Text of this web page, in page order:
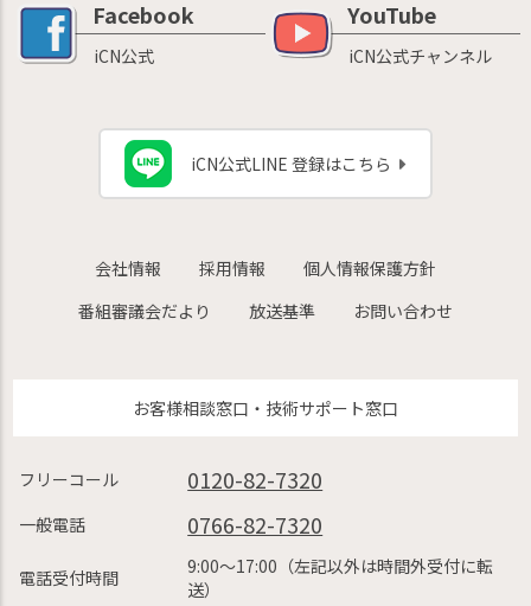
Facebook
iCN公式
YouTube
iCN公式チャンネル
iCN公式LINE 登録はこちら
会社情報 採用情報
個人情報保護方針
番組審議会だより
放送基準 お問い合わせ
お客様相談窓口・技術サポート窓口
フリーコール 0120-82-7320
一般電話 0766-82-7320
電話受付時間
9:00〜17:00（左記以外は時間外受付に転
送）